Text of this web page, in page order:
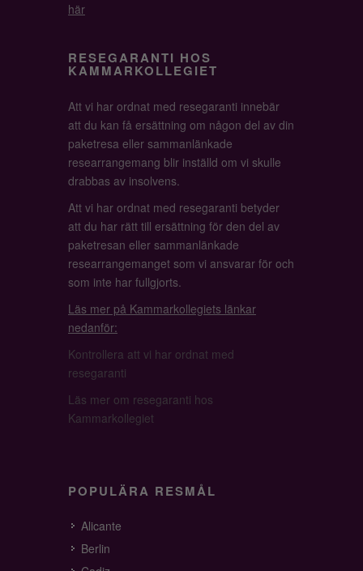
här
RESEGARANTI HOS
KAMMARKOLLEGIET
Att vi har ordnat med resegaranti innebär
att du kan få ersättning om någon del av din
paketresa eller sammanlänkade
researrangemang blir inställd om vi skulle
drabbas av insolvens.
Att vi har ordnat med resegaranti betyder
att du har rätt till ersättning för den del av
paketresan eller sammanlänkade
researrangemanget som vi ansvarar för och
som inte har fullgjorts.
Läs mer på Kammarkollegiets länkar
nedanför:
Kontrollera att vi har ordnat med
resegaranti
Läs mer om resegaranti hos
Kammarkollegiet
POPULÄRA RESMÅL
Alicante
Berlin